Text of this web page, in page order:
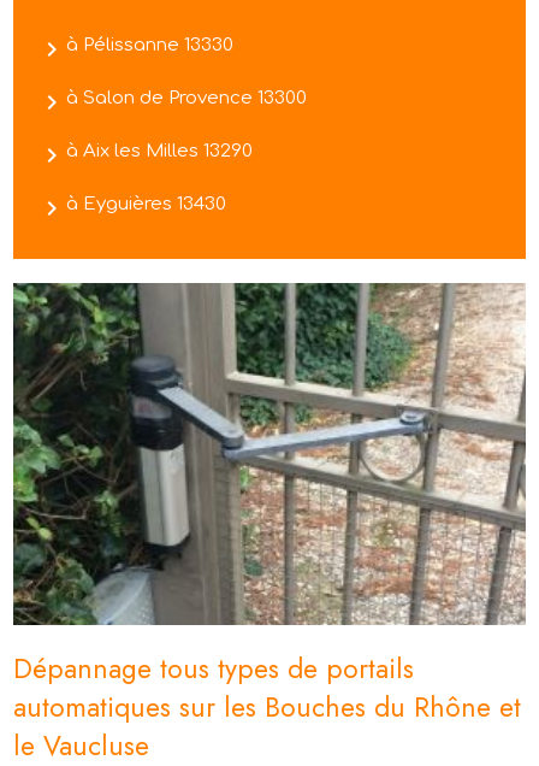
navigate_nextà Pélissanne 13330
navigate_nextà Salon de Provence 13300
navigate_nextà Aix les Milles 13290
navigate_nextà Eyguières 13430
Dépannage tous types de portails
automatiques sur les Bouches du Rhône et
le Vaucluse